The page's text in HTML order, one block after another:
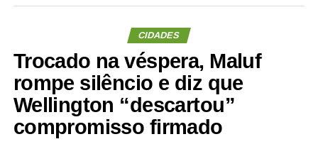
CIDADES
Trocado na véspera, Maluf
rompe silêncio e diz que
Wellington “descartou”
compromisso firmado